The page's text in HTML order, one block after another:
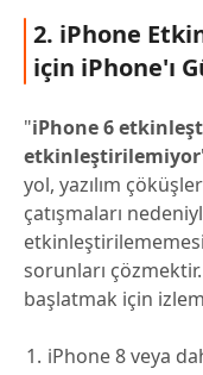
2. iPhone
için iPhone'ı
"iPhone 6
etkinleştirilemiyor
yol, yazılım
çatışmaları
sorunları
başlatmak için
iPhone 8 veya